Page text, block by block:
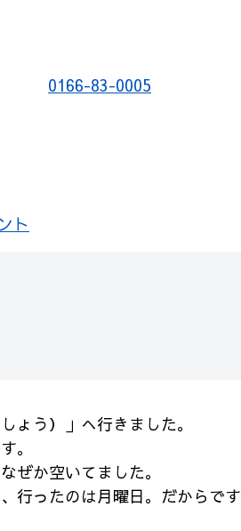
0166-83-0005
ト
ょう）」へ行きました。
。
ぜか空いてました。
行ったのは月曜日。だからです